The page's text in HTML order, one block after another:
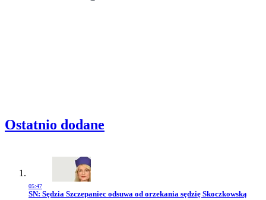
Ostatnio dodane
05:47
Przejdź do artykułu:
SN: Sędzia Szczepaniec odsuwa od orzekania sędzię Skoczkowską